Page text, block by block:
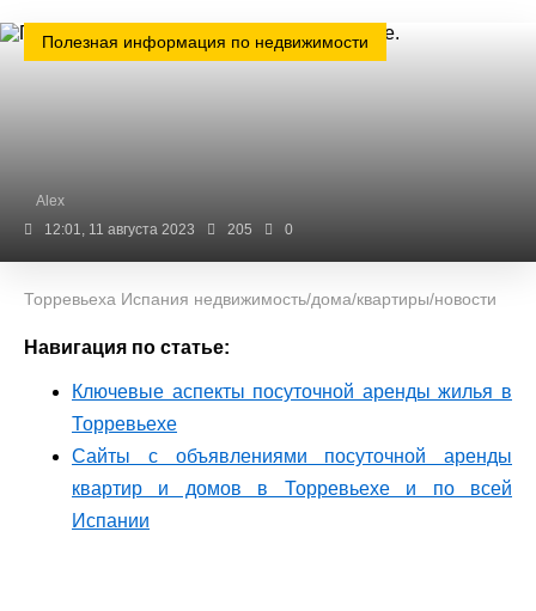
Полезная информация по недвижимости
Alex
12:01, 11 августа 2023
205 0
Торревьеха Испания недвижимость/дома/квартиры/новости
Навигация по статье:
Ключевые аспекты посуточной аренды жилья в
Торревьехе
Сайты с объявлениями посуточной аренды
квартир и домов в Торревьехе и по всей
Испании